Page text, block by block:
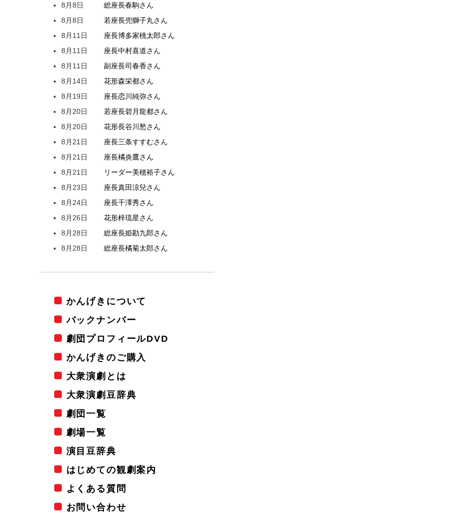
8月8日
総座長春駒さん
8月8日
若座長兜獅子丸さん
8月11日
座長博多家桃太郎さん
8月11日
座長中村喜道さん
8月11日
副座長司春香さん
8月14日
花形森栄都さん
8月19日
座長恋川 純弥さん
8月20日
若座長碧月龍都さん
8月20日
花形長谷川 愁さん
8月21日
座長三条すすむさん
8月21日
座長橘炎鷹さん
8月21日
リーダー美穂裕子さん
8月23日
座長真田涼兒さん
8月24日
座長千澤秀さん
8月26日
花形梓琉星さん
8月28日
総座長姫勘九郎さん
8月28日
総座長橘菊太郎さん
かんげきについて
バックナンバー
劇団プロフィールDVD
かんげきのご購入
大衆演劇とは
大衆演劇豆辞典
劇団一覧
劇場一覧
演目豆辞典
はじめての観劇案内
よくある質問
お問い合わせ